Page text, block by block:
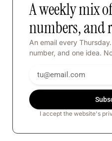
A weekly mix
numbers, and
An email every
number, and one idea.
I accept the website's